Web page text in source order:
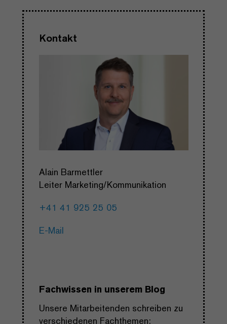
Kontakt
Alain Barmettler
Leiter Marketing/Kommunikation
+41 41 925 25 05
E-Mail
Fachwissen in unserem Blog
Unsere Mitarbeitenden schreiben zu
verschiedenen Fachthemen: